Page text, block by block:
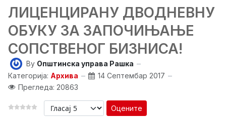
ЛИЦЕНЦИРАНУ ДВОДНЕВНУ
ОБУКУ ЗА ЗАПОЧИЊАЊЕ
СОПСТВЕНОГ БИЗНИСА!
By Општинска управа Рашка
Категорија: Архива
14 Септембар 2017
Прегледа: 20863
Оцените